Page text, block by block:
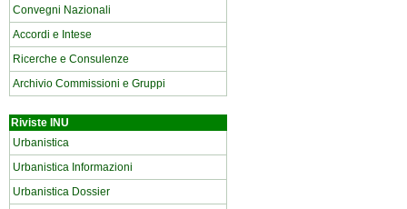
Convegni Nazionali
Accordi e Intese
Ricerche e Consulenze
Archivio Commissioni e Gruppi
Riviste INU
Urbanistica
Urbanistica Informazioni
Urbanistica Dossier